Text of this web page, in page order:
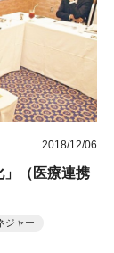
2018/12/06
（医療連携
ジャー